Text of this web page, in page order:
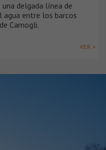
una delgada línea de
entre los barcos
Camogli.
VER +